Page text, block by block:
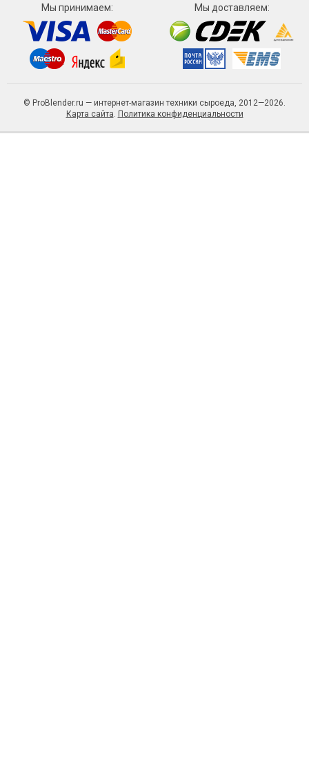
Мы принимаем: Мы доставляем:
© ProBlender.ru — интернет-магазин техники сыроеда, 2012—2026.
Карта сайта. Политика конфиденциальности